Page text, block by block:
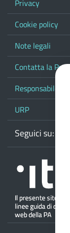
Privacy
Cookie policy
Note legali
Contatta la
Responsabile
URP
Seguici su: